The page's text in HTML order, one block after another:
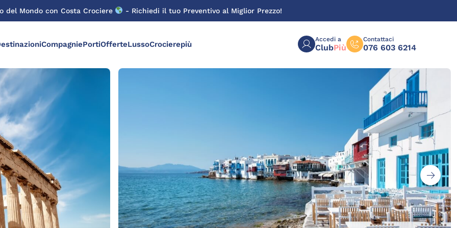
del Mondo con Costa Crociere - Richiedi il tuo Preventivo al Miglior Prezzo!
CompagniePortiOfferteLussoCrocierepiù
Accedi a
ClubPiù
Contattaci
076 603 6214